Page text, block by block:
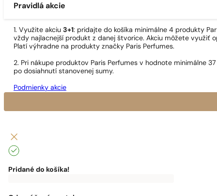
Pravidlá akcie
1. Využite akciu 3+1: pridajte do košíka minimálne 4 produkty
vždy najlacnejší produkt z danej štvorice. Akciu môžete využiť
Platí výhradne na produkty značky Paris Perfumes.
2. Pri nákupe produktov Paris Perfumes v hodnote minimálne
po dosiahnutí stanovenej sumy.
Podmienky akcie
Pridané do košíka!
zadarmo